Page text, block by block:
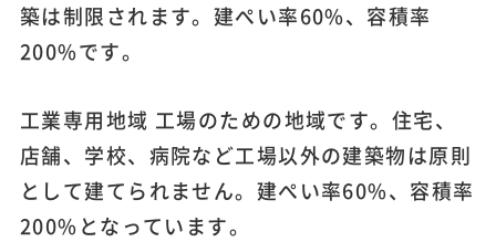
築は制限されます。建ぺい率60%、容積率
200%です。
工業専用地域 工場のための地域です。住宅、
店舗、学校、病院など工場以外の建築物は原則
として建てられません。建ぺい率60%、容積率
200%となっています。